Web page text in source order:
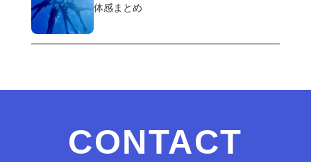
体感まとめ
CONTACT